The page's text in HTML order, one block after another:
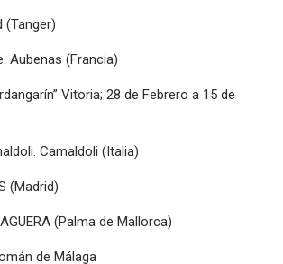
(Tanger)
Aubenas (Francia)
Vitoria; 28 de Febrero a 15 de
Camaldoli (Italia)
(Madrid)
(Palma de Mallorca)
de Málaga